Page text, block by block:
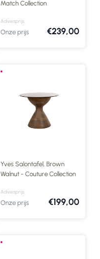
Match Collection
Adviesprijs
Onze prijs €239,00
Yves Salontafel, Brown
Walnut - Couture Collection
Adviesprijs
Onze prijs €199,00